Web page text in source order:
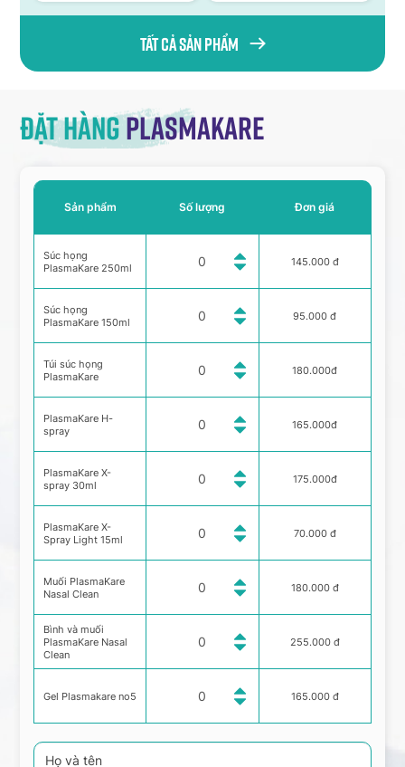
Tất cả sản phẩm
Đặt hàngPlasmakare
Sản phẩm
Súc họng
PlasmaKare 250ml
Súc họng
PlasmaKare 150ml
Túi súc họng
PlasmaKare
PlasmaKare H-
spray
PlasmaKare X-
spray 30ml
PlasmaKare X-
Spray Light 15ml
Muối PlasmaKare
Nasal Clean
Bình và muối
PlasmaKare Nasal
Clean
Gel Plasmakare no5
Số lượng Đơn giá
145.000 đ
95.000 đ
180.000đ
165.000đ
175.000đ
70.000 đ
180.000 đ
255.000 đ
165.000 đ